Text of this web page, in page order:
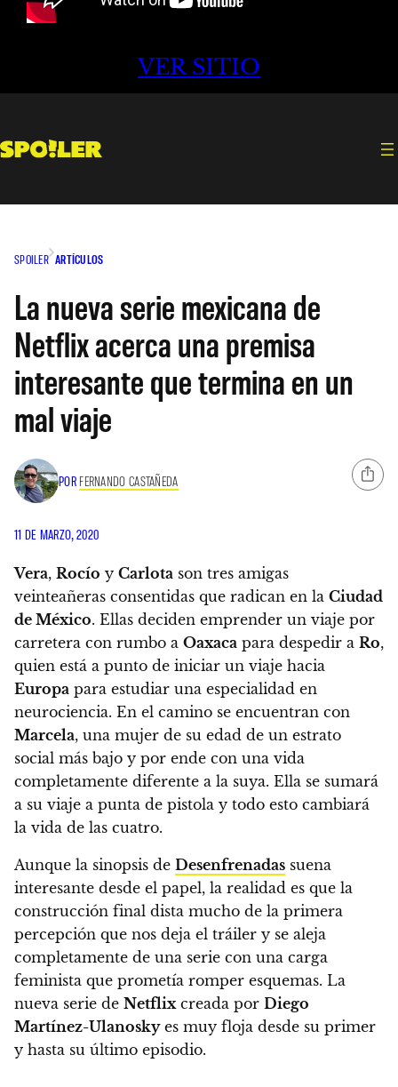
VER SITIO
SPOILER ARTÍCULOS
La nueva serie mexicana de
Netflix acerca una premisa
interesante que termina en un
mal viaje
POR FERNANDO CASTAÑEDA
11 DE MARZO, 2020
Vera, Rocío y Carlota son tres amigas
veinteañeras consentidas que radican en la Ciudad
de México. Ellas deciden emprender un viaje por
carretera con rumbo a Oaxaca para despedir a Ro,
quien está a punto de iniciar un viaje hacia
Europa para estudiar una especialidad en
neurociencia. En el camino se encuentran con
Marcela, una mujer de su edad de un estrato
social más bajo y por ende con una vida
completamente diferente a la suya. Ella se sumará
a su viaje a punta de pistola y todo esto cambiará
la vida de las cuatro.
Aunque la sinopsis de Desenfrenadas suena
interesante desde el papel, la realidad es que la
construcción final dista mucho de la primera
percepción que nos deja el tráiler y se aleja
completamente de una serie con una carga
feminista que prometía romper esquemas. La
nueva serie de Netflix creada por Diego
Martínez-Ulanoskyes muy floja desde su primer
y hasta su último episodio.